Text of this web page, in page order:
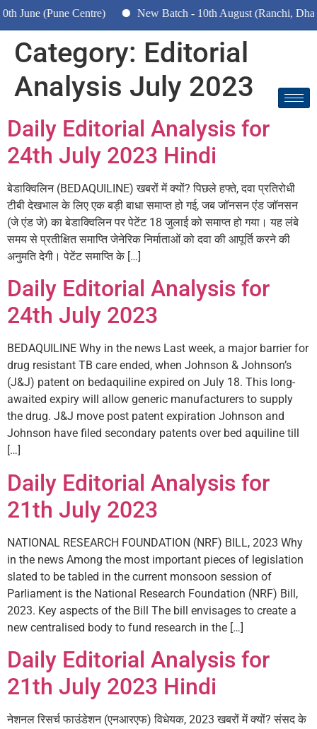
(Pune Centre) New Batch - 10th August (Ranchi,
Category: Editorial
Analysis July 2023
Daily Editorial Analysis for
24th July 2023 Hindi
बेडाक्विलिन (BEDAQUILINE) खबरों में क्यों? पिछले हफ्ते, दवा प्रतिरोधी
टीबी देखभाल के लिए एक बड़ी बाधा समाप्त हो गई, जब जॉनसन एंड जॉनसन
(जे एंड जे) का बेडाक्विलिन पर पेटेंट 18 जुलाई को समाप्त हो गया। यह लंबे
समय से प्रतीक्षित समाप्ति जेनेरिक निर्माताओं को दवा की आपूर्ति करने की
अनुमति देगी। पेटेंट समाप्ति के […]
Daily Editorial Analysis for
24th July 2023
BEDAQUILINE Why in the news Last week, a major barrier for
drug resistant TB care ended, when Johnson & Johnson’s
(J&J) patent on bedaquiline expired on July 18. This long-
awaited expiry will allow generic manufacturers to supply
the drug. J&J move post patent expiration Johnson and
Johnson have filed secondary patents over bed aquiline till
[…]
Daily Editorial Analysis for
21th July 2023
NATIONAL RESEARCH FOUNDATION (NRF) BILL, 2023 Why
in the news Among the most important pieces of legislation
slated to be tabled in the current monsoon session of
Parliament is the National Research Foundation (NRF) Bill,
2023. Key aspects of the Bill The bill envisages to create a
new centralised body to fund research in the […]
Daily Editorial Analysis for
21th July 2023 Hindi
नेशनल रिसर्च फाउंडेशन (एनआरएफ) विधेयक, 2023 खबरों में क्यों? संसद के